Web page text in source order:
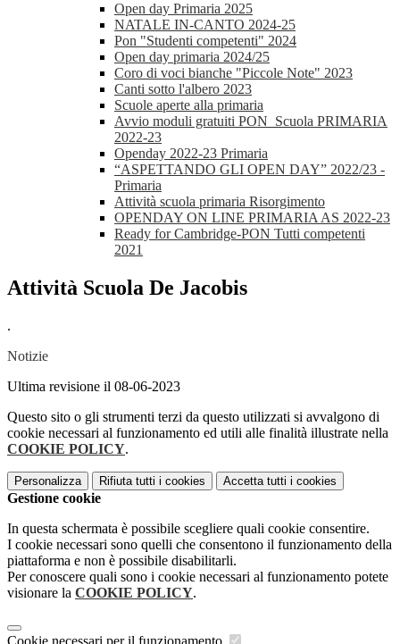
Open day Primaria 2025
NATALE IN-CANTO 2024-25
Pon "Studenti competenti" 2024
Open day primaria 2024/25
Coro di voci bianche "Piccole Note" 2023
Canti sotto l'albero 2023
Scuole aperte alla primaria
Avvio moduli gratuiti PON_Scuola PRIMARIA
2022-23
Openday 2022-23 Primaria
“ASPETTANDO GLI OPEN DAY” 2022/23 -
Primaria
Attività scuola primaria Risorgimento
OPENDAY ON LINE PRIMARIA AS 2022-23
Ready for Cambridge-PON Tutti competenti
2021
Attività Scuola De Jacobis
.
Notizie
Ultima revisione il 08-06-2023
Questo sito o gli strumenti terzi da questo utilizzati si avvalgono di
cookie necessari al funzionamento ed utili alle finalità illustrate nella
COOKIE POLICY.
Personalizza Rifiuta tutti i cookies Accetta tutti i cookies
Gestione cookie
In questa schermata è possibile scegliere quali cookie consentire.
I cookie necessari sono quelli che consentono il funzionamento della
piattaforma e non è possibile disabilitarli.
Per conoscere quali sono i cookie necessari al funzionamento potete
visionare la COOKIE POLICY.